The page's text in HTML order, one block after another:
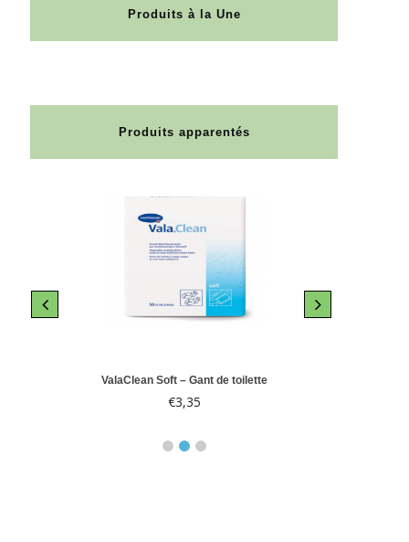
Produits à la Une
Produits apparentés
ValaClean Soft – Gant de toilette
€3,35